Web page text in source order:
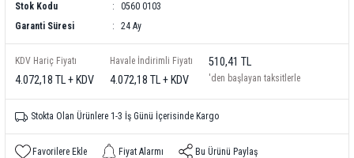
Stok Kodu
0560 0103
Garanti Süresi
24 Ay
KDV Hariç Fiyatı
4.072,18 TL + KDV
Havale İndirimli Fiyatı
4.072,18 TL + KDV
510,41 TL
'den başlayan taksitlerle
Stokta Olan Ürünlere 1-3 İş Günü İçerisinde Kargo
Fiyat Alarmı Bu Ürünü Paylaş